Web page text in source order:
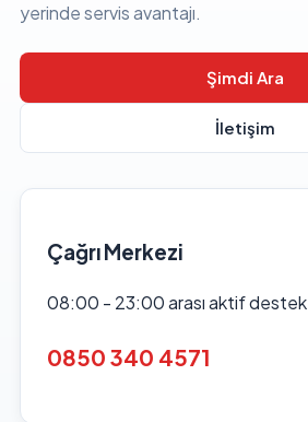
yerinde servis avantajı.
Şimdi Ara
İletişim
Çağrı Merkezi
08:00 - 23:00 arası aktif destek
0850 340 4571